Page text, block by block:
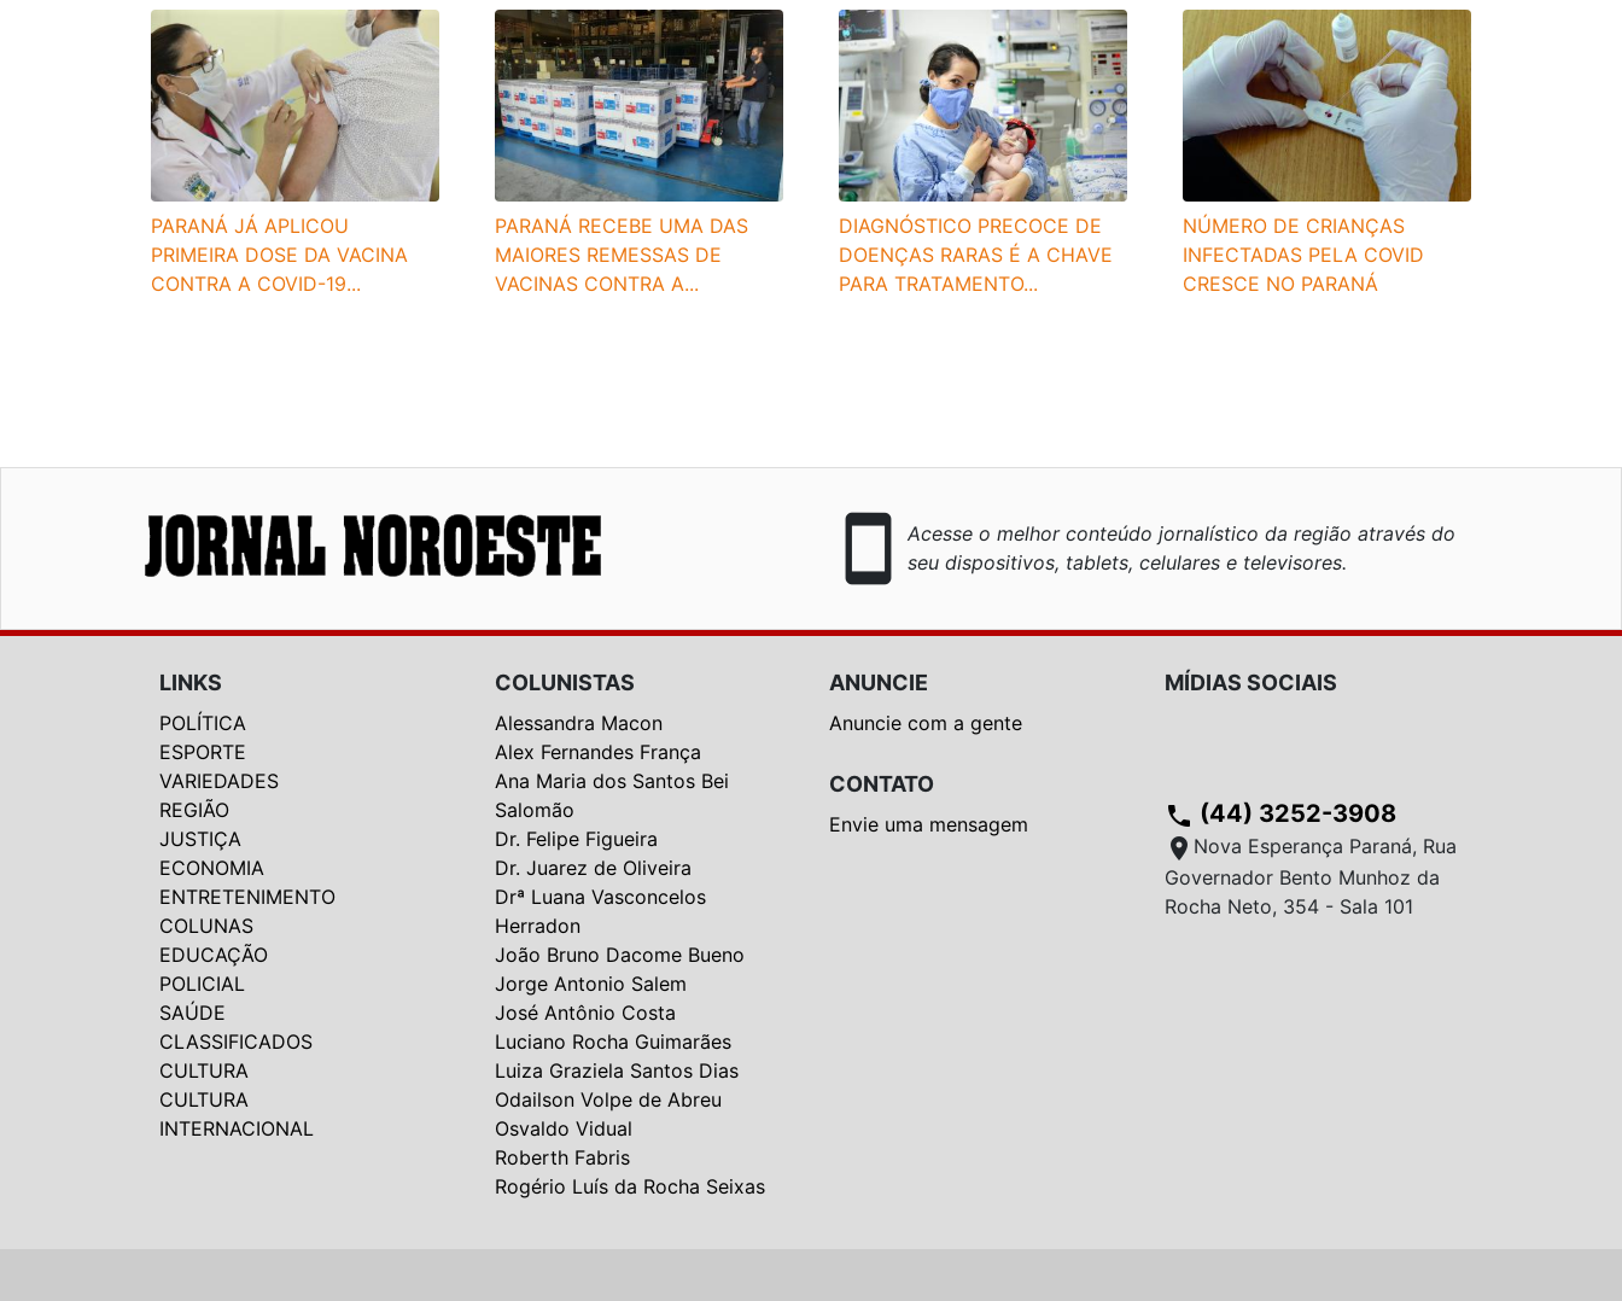
PARANÁ JÁ APLICOU
PRIMEIRA DOSE DA VACINA
CONTRA A COVID-19...
PARANÁ RECEBE UMA DAS
MAIORES REMESSAS DE
VACINAS CONTRA A...
DIAGNÓSTICO PRECOCE DE
DOENÇAS RARAS É A CHAVE
PARA TRATAMENTO...
NÚMERO DE CRIANÇAS
INFECTADAS PELA COVID
CRESCE NO PARANÁ
smartphone
Acesse o melhor conteúdo jornalístico da região através do
seu dispositivos, tablets, celulares e televisores.
LINKS
POLÍTICA
ESPORTE
VARIEDADES
REGIÃO
JUSTIÇA
ECONOMIA
ENTRETENIMENTO
COLUNAS
EDUCAÇÃO
POLICIAL
SAÚDE
CLASSIFICADOS
CULTURA
CULTURA
INTERNACIONAL
COLUNISTAS
Alessandra Macon
Alex Fernandes França
Ana Maria dos Santos Bei
Salomão
Dr. Felipe Figueira
Dr. Juarez de Oliveira
Drª Luana Vasconcelos
Herradon
João Bruno Dacome Bueno
Jorge Antonio Salem
José Antônio Costa
Luciano Rocha Guimarães
Luiza Graziela Santos Dias
Odailson Volpe de Abreu
Osvaldo Vidual
Roberth Fabris
Rogério Luís da Rocha Seixas
ANUNCIE
Anuncie com a gente
CONTATO
Envie uma mensagem
MÍDIAS SOCIAIS
phone (44) 3252-3908
location_on Nova Esperança Paraná, Rua
Governador Bento Munhoz da
Rocha Neto, 354 - Sala 101